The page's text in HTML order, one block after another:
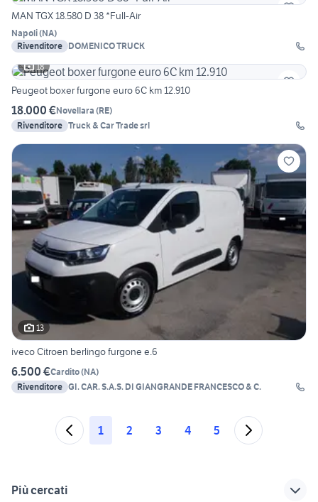
MAN TGX 18.580 D 38 *Full-Air
Napoli(NA)
Rivenditore DOMENICO TRUCK
18
Peugeot boxer furgone euro 6C km 12.910
18.000 €Novellara (RE)
Rivenditore Truck & Car Trade srl
13
iveco Citroen berlingo furgone e.6
6.500 €Cardito(NA)
Rivenditore GI. CAR. S.A.S. DI GIANGRANDE FRANCESCO & C.
1 2 3 4 5
Più cercati